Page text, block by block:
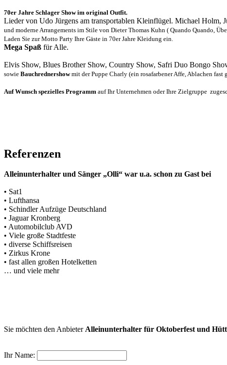
70er Jahre Schlager Show im original Outfit.
Lieder von Udo Jürgens am transportablen Kleinflügel. Michael Holm,
und moderne Arrangements im Stile von Dieter Thomas Kuhn ( Quando Quando,
Laden Sie zurMotto Party Ihre Gäste in 70er Jahre Kleidung ein.
Mega Spaß für Alle.
Elvis Show, Blues Brother Show, Country Show, Safri Duo Bongo
sowie Bauchrednershowmit der Puppe Charly (ein rosafarbener Affe, Ablachen fast
Auf Wunsch spezielles Programm auf Ihr Unternehmen oder Ihre Zielgruppe
Referenzen
Alleinunterhalter und Sänger „Olli“ war u.a. schon zu Gast bei
• Sat1
• Lufthansa
• Schindler Aufzüge Deutschland
• Jaguar Kronberg
• Automobilclub AVD
• Viele große Stadtfeste
• diverse Schiffsreisen
• Zirkus Krone
• fast allen großen Hotelketten
… und viele mehr
Sie möchten den AnbieterAlleinunterhalter für Oktoberfest und
Ihr Name: